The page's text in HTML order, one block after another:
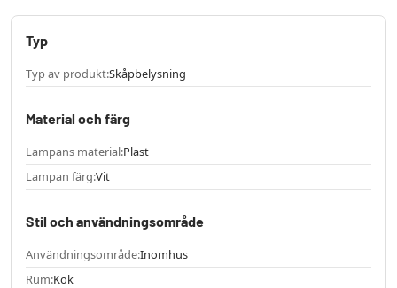
Typ
Typ av produkt:Skåpbelysning
Material och färg
Lampans material:Plast
Lampan färg:Vit
Stil och användningsområde
Användningsområde:Inomhus
Rum:Kök